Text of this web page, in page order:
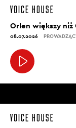
Orlen większy niż
08.07.2026